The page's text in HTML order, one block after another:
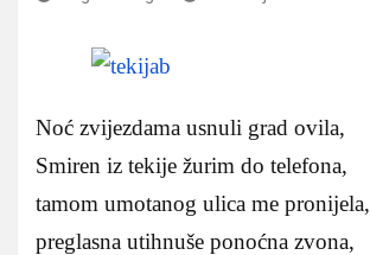
Noć zvijezdama usnuli grad ovila,
Smiren iz tekije žurim do telefona,
tamom umotanog ulica me pronijela,
preglasna utihnuše ponoćna zvona,